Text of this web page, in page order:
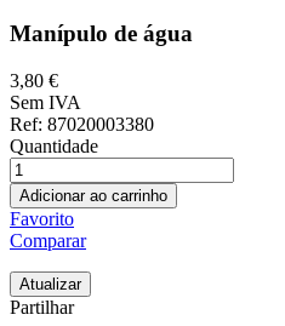
Manípulo de água
3,80 €
Sem IVA
Ref: 87020003380
Quantidade
Adicionar ao carrinho
Favorito
Comparar
Partilhar